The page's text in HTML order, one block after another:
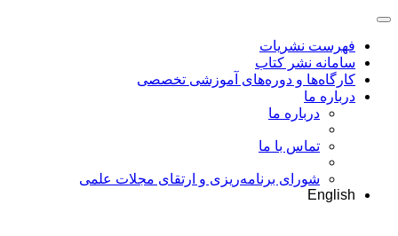
فهرست نشریات
سامانه نشر کتاب
کارگاه‌ها و دوره‌های آموزشی تخصصی
درباره ما
درباره ما
تماس با ما
شورای برنامه‌ریزی و ارتقای مجلات علمی
English